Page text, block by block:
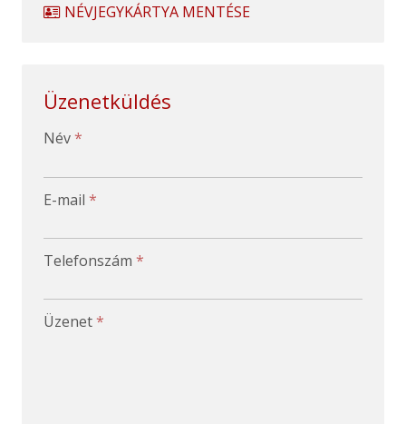
NÉVJEGYKÁRTYA MENTÉSE
Üzenetküldés
-
Név*
E-mail *
Telefonszám *
Üzenet*